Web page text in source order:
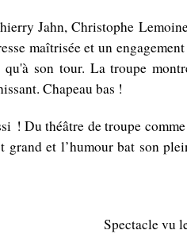
Jahn, Christophe
maîtrisée et un
son tour. La troupe
Chapeau bas !
! Du théâtre de troupe
et l’humour bat son
Spectacle vu